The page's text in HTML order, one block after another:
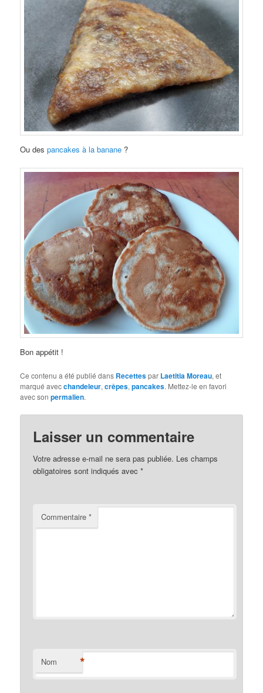
Ou despancakes à la banane ?
Bon appétit !
Ce contenu a été publié dans Recettespar Laetitia Moreau, et
marqué avecchandeleur,crêpes,pancakes. Mettez-le en favori
avec sonpermalien.
Laisser un commentaire
Votre adresse e-mail ne sera pas publiée. Les champs
obligatoires sont indiqués avec*
Commentaire*
Nom *